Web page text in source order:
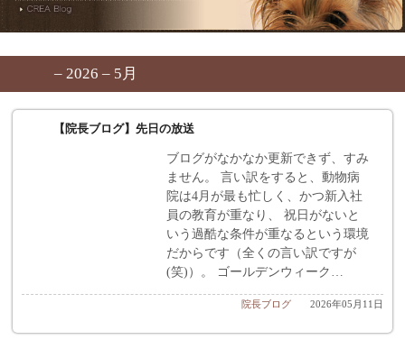
– 2026 – 5月
【院長ブログ】先日の放送
ブログがなかなか更新できず、すみ
ません。 言い訳をすると、動物病
院は4月が最も忙しく、かつ新入社
員の教育が重なり、 祝日がないと
いう過酷な条件が重なるという環境
だからです（全くの言い訳ですが
(笑)）。 ゴールデンウィーク…
2026年05月11日
院長ブログ